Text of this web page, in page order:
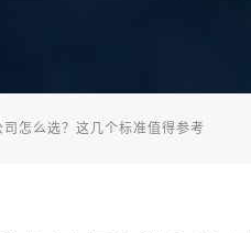
怎么选？这几个标准值得参考